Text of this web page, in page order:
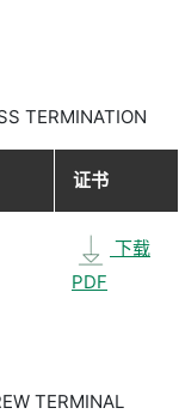
TERMINATION
证书
下载
PDF
TERMINAL